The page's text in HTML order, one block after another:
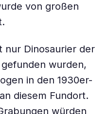
von großen
nur Dinosaurier der
gefunden wurden,
in den 1930er-
diesem Fundort.
würden